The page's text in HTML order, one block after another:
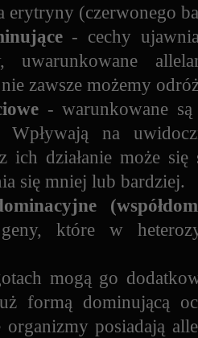
erytryny (czerwonego
- cechy
uwarunkowane
zawsze możemy
- warunkowane
Wpływają na
ich działanie może
się mniej lub bardziej.
geny, które w
mogą go
formą dominującą
organizmy posiadają